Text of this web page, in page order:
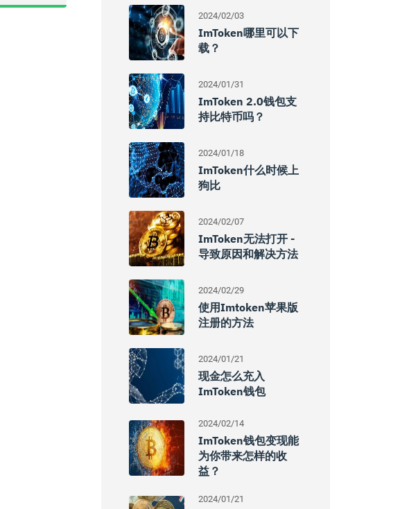
2024/02/03
ImToken哪里可以下
载？
2024/01/31
ImToken 2.0钱包支
持比特币吗？
2024/01/18
ImToken什么时候上
狗比
2024/02/07
ImToken无法打开 -
导致原因和解决方法
2024/02/29
使用imtoken苹果版
注册的方法
2024/01/21
现金怎么充入
ImToken钱包
2024/02/14
ImToken钱包变现能
为你带来怎样的收
益？
2024/01/21